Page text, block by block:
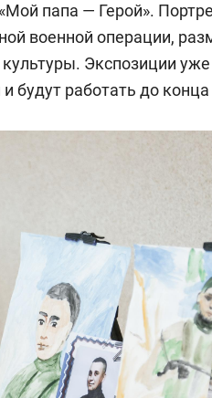
папа — Герой».
военной операции,
Экспозиции
будут работать до конца